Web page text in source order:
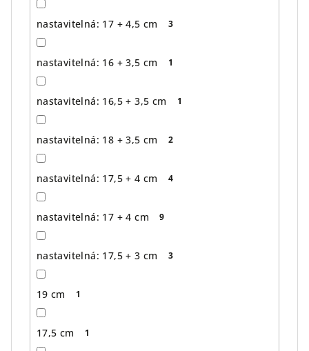
nastavitelná: 17 + 4,5 cm 3
nastavitelná: 16 + 3,5 cm 1
nastavitelná: 16,5 + 3,5 cm 1
nastavitelná: 18 + 3,5 cm 2
nastavitelná: 17,5 + 4 cm 4
nastavitelná: 17 + 4 cm 9
nastavitelná: 17,5 + 3 cm 3
19 cm 1
17,5 cm 1